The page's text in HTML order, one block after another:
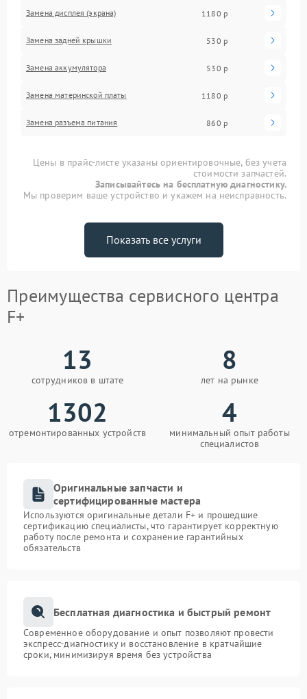
Замена дисплея (экрана) 1180 р
Замена задней крышки 530 р
Замена аккумулятора 530 р
Замена материнской платы 1180 р
Замена разъема питания 860 р
Цены в прайс-листе указаны ориентировочные, без учета
стоимости запчастей.
Записывайтесь на бесплатную диагностику.
Мы проверим ваше устройство и укажем на неисправность.
Показать все услуги
Преимущества сервисного центра
F+
13
сотрудников в штате
8
лет на рынке
1302
отремонтированных устройств
4
минимальный опыт работы
специалистов
Оригинальные запчасти и
сертифицированные мастера
Используются оригинальные детали F+ и прошедшие
сертификацию специалисты, что гарантирует корректную
работу после ремонта и сохранение гарантийных
обязательств
Бесплатная диагностика и быстрый ремонт
Современное оборудование и опыт позволяют провести
экспресс-диагностику и восстановление в кратчайшие
сроки, минимизируя время без устройства